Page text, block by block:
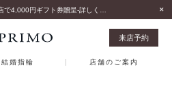
来店予約
結婚指輪 店舗のご案内